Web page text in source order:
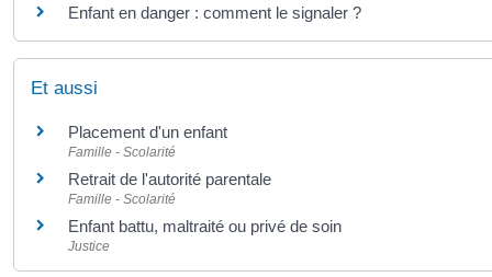
Enfant en danger : comment le signaler ?
Et aussi
Placement d'un enfant
Famille - Scolarité
Retrait de l'autorité parentale
Famille - Scolarité
Enfant battu, maltraité ou privé de soin
Justice